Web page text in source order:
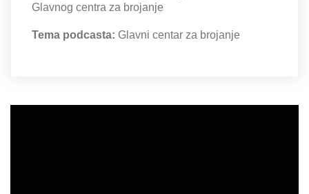
Glavnog centra za brojanje
Tema podcasta: Glavni centar za brojanje